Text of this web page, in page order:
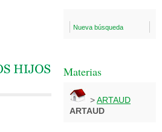
Nueva búsqueda
Materias
>ARTAUD
ARTAUD